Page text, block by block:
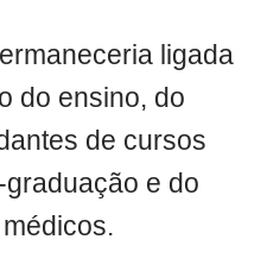
ligada
do ensino, do
de cursos
e do